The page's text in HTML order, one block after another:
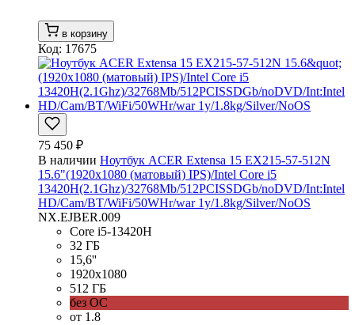
в корзину
Код: 17675
75 450 ₽
В наличии Ноутбук ACER Extensa 15 EX215-57-512N
15.6"(1920x1080 (матовый) IPS)/Intel Core i5
13420H(2.1Ghz)/32768Mb/512PCISSDGb/noDVD/Int:Intel
HD/Cam/BT/WiFi/50WHr/war 1y/1.8kg/Silver/NoOS
NX.EJBER.009
Core i5-13420H
32 ГБ
15,6''
1920x1080
512 ГБ
без ОС
от 1.8